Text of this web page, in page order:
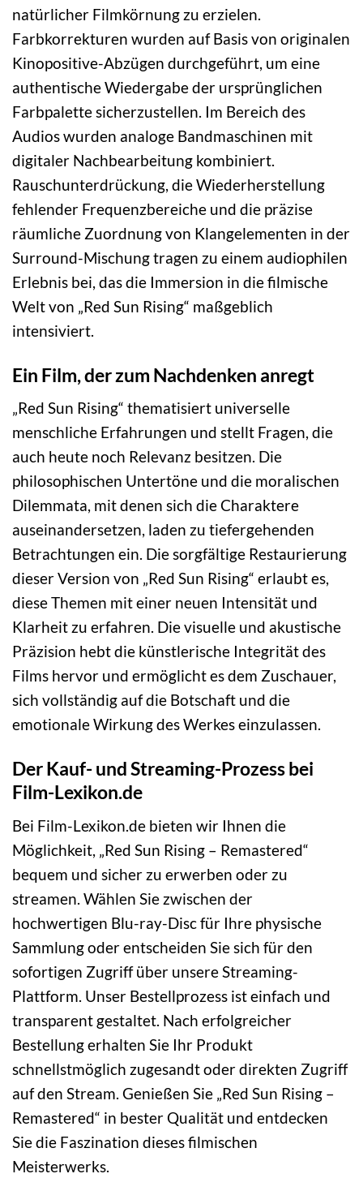
natürlicher Filmkörnung zu erzielen.
Farbkorrekturen wurden auf Basis von originalen
Kinopositive-Abzügen durchgeführt, um eine
authentische Wiedergabe der ursprünglichen
Farbpalette sicherzustellen. Im Bereich des
Audios wurden analoge Bandmaschinen mit
digitaler Nachbearbeitung kombiniert.
Rauschunterdrückung, die Wiederherstellung
fehlender Frequenzbereiche und die präzise
räumliche Zuordnung von Klangelementen in der
Surround-Mischung tragen zu einem audiophilen
Erlebnis bei, das die Immersion in die filmische
Welt von „Red Sun Rising“ maßgeblich
intensiviert.
Ein Film, der zum Nachdenken anregt
„Red Sun Rising“ thematisiert universelle
menschliche Erfahrungen und stellt Fragen, die
auch heute noch Relevanz besitzen. Die
philosophischen Untertöne und die moralischen
Dilemmata, mit denen sich die Charaktere
auseinandersetzen, laden zu tiefergehenden
Betrachtungen ein. Die sorgfältige Restaurierung
dieser Version von „Red Sun Rising“ erlaubt es,
diese Themen mit einer neuen Intensität und
Klarheit zu erfahren. Die visuelle und akustische
Präzision hebt die künstlerische Integrität des
Films hervor und ermöglicht es dem Zuschauer,
sich vollständig auf die Botschaft und die
emotionale Wirkung des Werkes einzulassen.
Der Kauf- und Streaming-Prozess bei
Film-Lexikon.de
Bei Film-Lexikon.de bieten wir Ihnen die
Möglichkeit, „Red Sun Rising – Remastered“
bequem und sicher zu erwerben oder zu
streamen. Wählen Sie zwischen der
hochwertigen Blu-ray-Disc für Ihre physische
Sammlung oder entscheiden Sie sich für den
sofortigen Zugriff über unsere Streaming-
Plattform. Unser Bestellprozess ist einfach und
transparent gestaltet. Nach erfolgreicher
Bestellung erhalten Sie Ihr Produkt
schnellstmöglich zugesandt oder direkten Zugriff
auf den Stream. Genießen Sie „Red Sun Rising –
Remastered“ in bester Qualität und entdecken
Sie die Faszination dieses filmischen
Meisterwerks.